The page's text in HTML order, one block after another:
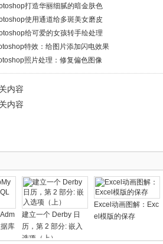
打造华丽细腻的暗金肤色
使用通道给多斑美女磨皮
给可爱的女孩转手绘处理
特效：给图片添加闪电效果
照片处理：修复偏色图像
内容
内容
库
建立一个 Derby 日
历，第 2 部分: 嵌入
选项（上）
Excel动画图解：Exc
el模版的保存